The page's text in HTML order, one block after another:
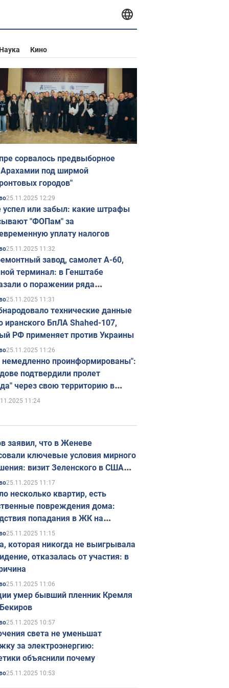
Наука Кино
сорвалось предвыборное
Арахамии под ширмой
городов"
25.11.2025 12:29
успел или забыл: какие штрафы
"ФОПам" за
уплату налогов
25.11.2025 11:32
завод, самолет А-60,
терминал: в Генштабе
о поражении ряда
объектов России
25.11.2025 11:31
технические данные
иранского БпЛА Shahed-107,
РФ применяет против Украины
25.11.2025 11:26
проинформированы":
подтвердили пролет
через свою территорию в
11:24
заявил, что в Женеве
ключевые условия мирного
визит Зеленского в США
в ноябре
25.11.2025 11:17
несколько квартир, есть
повреждения дома:
попадания в ЖК на
в Киеве. Фото
25.11.2025 11:15
которая никогда не выигрывала
отказалась от участия: в
25.11.2025 11:06
умер бывший пленник Кремля
25.11.2025 10:57
света не уменьшат
за электроэнергию:
объяснили почему
25.11.2025 10:53